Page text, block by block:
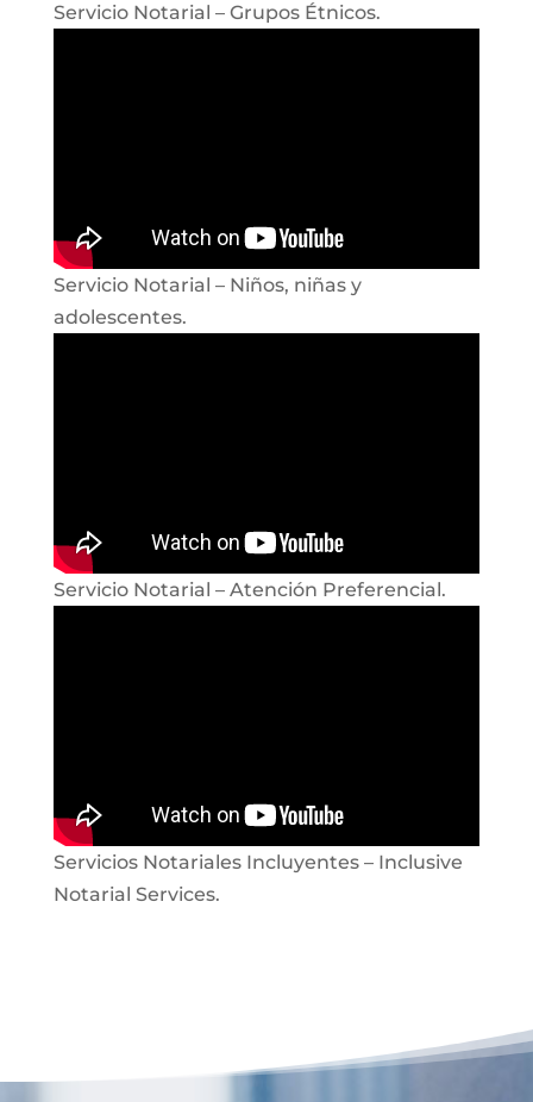
Servicio Notarial – Grupos Étnicos.
Servicio Notarial – Niños, niñas y
adolescentes.
Servicio Notarial – Atención Preferencial.
Servicios Notariales Incluyentes – Inclusive
Notarial Services.